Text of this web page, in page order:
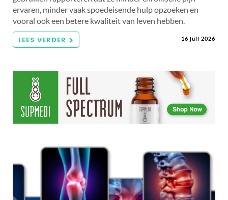
ervaren, minder vaak spoedeisende hulp opzoeken en
vooral ook een betere kwaliteit van leven hebben.
LEES VERDER 16 juli 2026